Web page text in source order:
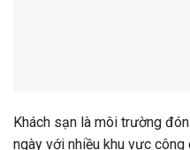
Khách sạn là môi trường
ngày với nhiều khu vực công